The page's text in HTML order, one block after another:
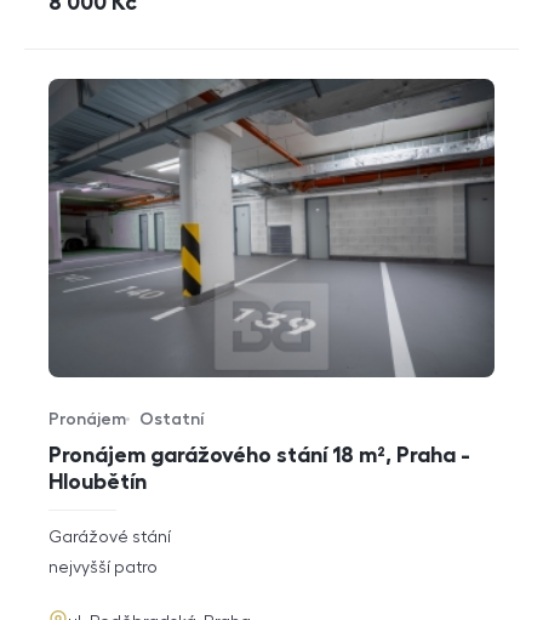
Pronájem garážového stání 18 m², Praha -
Hloubětín
Typ nabídky
Pronájem
Typ nemovitosti
Ostatní
rozměry
dispozice
Garážové stání
funkce
nejvyšší patro